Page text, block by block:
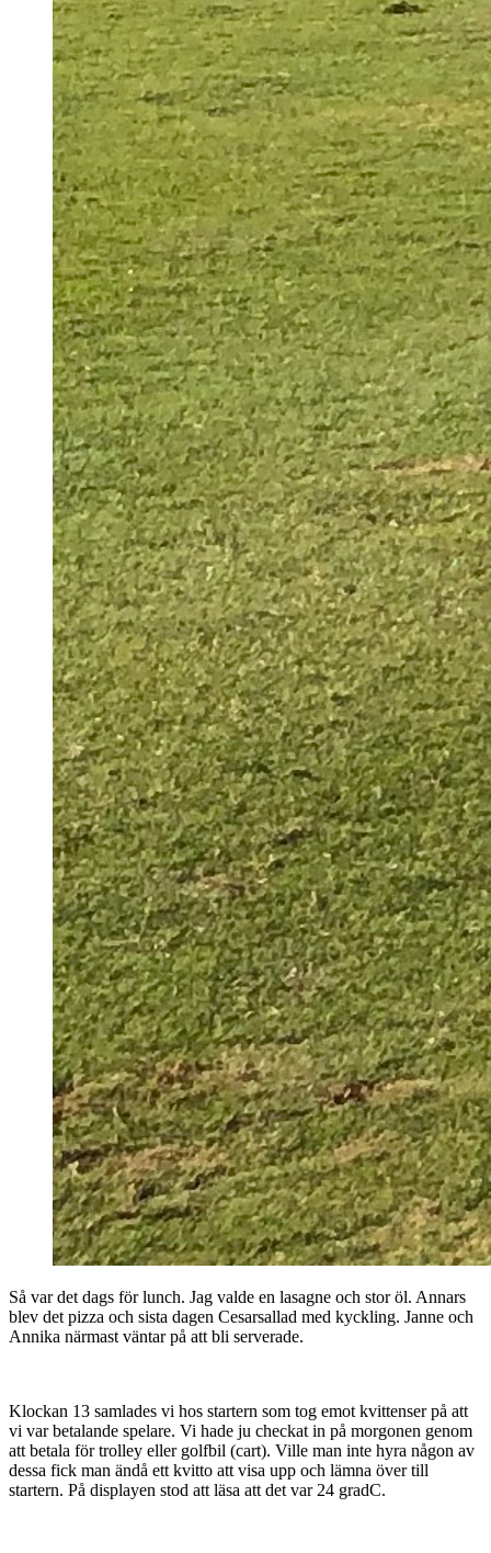
Så var det dags för lunch. Jag valde en lasagne och stor öl. Annars
blev det pizza och sista dagen Cesarsallad med kyckling. Janne och
Annika närmast väntar på att bli serverade.
Klockan 13 samlades vi hos startern som tog emot kvittenser på att
vi var betalande spelare. Vi hade ju checkat in på morgonen genom
att betala för trolley eller golfbil (cart). Ville man inte hyra någon av
dessa fick man ändå ett kvitto att visa upp och lämna över till
startern. På displayen stod att läsa att det var 24 gradC.